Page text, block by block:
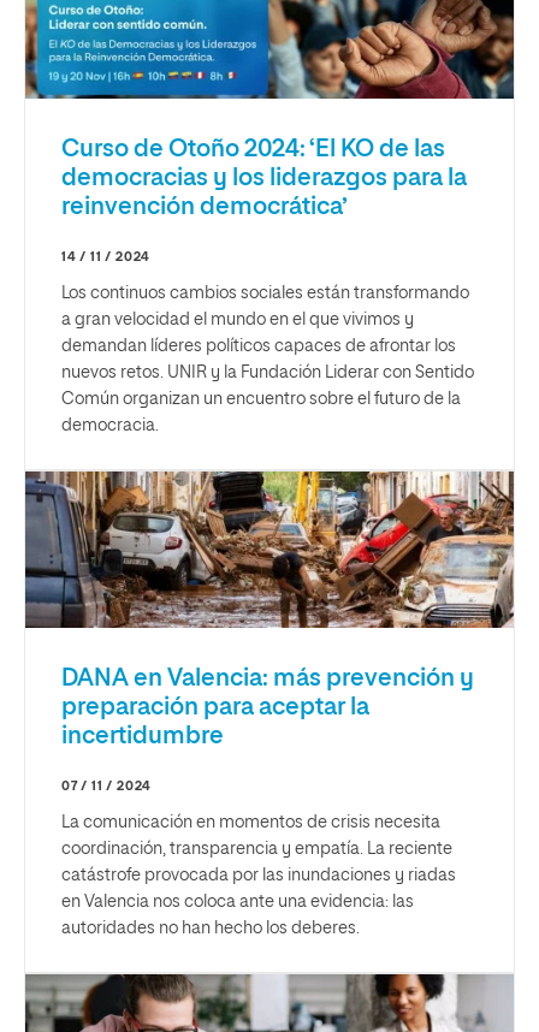
Curso de Otoño 2024: ‘El KO de las
democracias y los liderazgos para la
reinvención democrática’
14 / 11 / 2024
Los continuos cambios sociales están transformando
a gran velocidad el mundo en el que vivimos y
demandan líderes políticos capaces de afrontar los
nuevos retos. UNIR y la Fundación Liderar con Sentido
Común organizan un encuentro sobre el futuro de la
democracia.
DANA en Valencia: más prevención y
preparación para aceptar la
incertidumbre
07 / 11 / 2024
La comunicación en momentos de crisis necesita
coordinación, transparencia y empatía. La reciente
catástrofe provocada por las inundaciones y riadas
en Valencia nos coloca ante una evidencia: las
autoridades no han hecho los deberes.